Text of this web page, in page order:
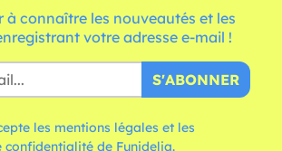
à connaître les nouveautés et les
votre adresse e-mail !
S'ABONNER
les mentions légales et les
confidentialité de Funidelia.